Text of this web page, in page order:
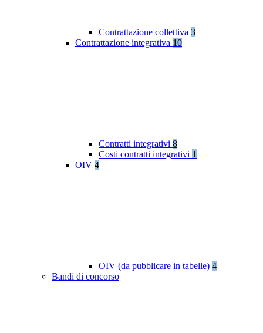
Contrattazione collettiva 3
Contrattazione integrativa 10
Contratti integrativi 8
Costi contratti integrativi 1
OIV 4
OIV (da pubblicare in tabelle) 4
Bandi di concorso